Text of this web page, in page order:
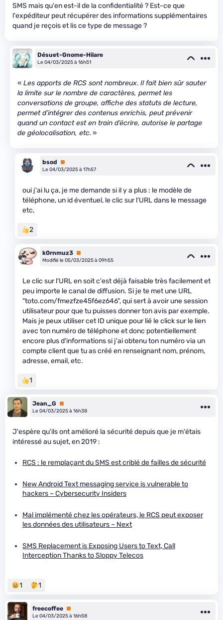
SMS mais qu'en est-il de la confidentialité ? Est-ce que
l'expéditeur peut récupérer des informations supplémentaires
quand je reçois et lis ce type de message ?
Désuet-Gnome-Hilare
Le 04/03/2025 à 16h51
« Les apports de RCS sont nombreux. Il fait bien sûr sauter
la limite sur le nombre de caractères, permet les
conversations de groupe, affiche des statuts de lecture,
permet d’intégrer des contenus enrichis, peut prévenir
quand un contact est en train d’écrire, autorise le partage
de géolocalisation, etc. »
bsod
Premium
Le 04/03/2025 à 17h57
oui j'ai lu ça, je me demande si il y a plus : le modèle de
téléphone, un id éventuel, le clic sur l'URL dans le message
etc,
2
k0rnmuz3 Premium
Modifié le 05/03/2025 à 09h55
Le clic sur l'URL en soit c'est déjà faisable très facilement et
peu importe le canal de diffusion. Si je te met une URL
"toto.com/fmezfze45f6ez646", qui sert à avoir une session
utilisateur pour que tu puisses donner ton avis par exemple.
Mais je peux utiliser cet ID unique pour lié le click sur le lien
avec ton numéro de téléphone et donc potentiellement
encore plus d'informations si j'ai obtenu ton numéro via un
compte client que tu as créé en renseignant nom, prénom,
adresse, email, etc.
1
Jean_G
Premium
Le 04/03/2025 à 16h38
J'espère qu'ils ont amélioré la sécurité depuis que je m'étais
intéressé au sujet, en 2019 :
RCS : le remplaçant du SMS est criblé de failles de sécurité
New Android Text messaging service is vulnerable to
hackers – Cybersecurity Insiders
Mal implémenté chez les opérateurs, le RCS peut exposer
les données des utilisateurs – Next
SMS Replacement is Exposing Users to Text, Call
Interception Thanks to Sloppy Telecos
1 1
freecoffee Premium
Le 04/03/2025 à 16h58